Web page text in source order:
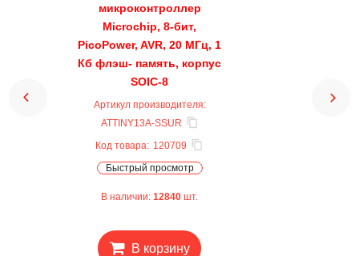
микроконтроллер
Microchip, 8-бит,
PicoPower, AVR, 20 МГц, 1
Кб флэш- память, корпус
SOIC-8
Артикул производителя:
ATTINY13A-SSUR
Код товара: 120709
Быстрый просмотр
В наличии: 12840 шт.
В корзину